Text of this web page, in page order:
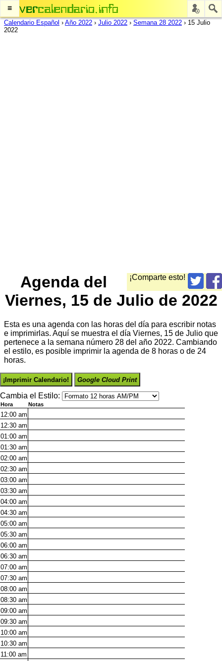
≡
Calendario Español › Año 2022 › Julio 2022 › Semana 28 2022 › 15 Julio
2022
¡Comparte esto!
Agenda del
Viernes, 15 de Julio de 2022
Esta es una agenda con las horas del día para escribir notas
e imprimirlas. Aquí se muestra el día Viernes, 15 de Julio que
pertenece a la semana número 28 del año 2022. Cambiando
el estilo, es posible imprimir la agenda de 8 horas o de 24
horas.
¡Imprimir Calendario! Google Cloud Print
Cambia el Estilo:
Hora Notas
12:00 am
12:30 am
01:00 am
01:30 am
02:00 am
02:30 am
03:00 am
03:30 am
04:00 am
04:30 am
05:00 am
05:30 am
06:00 am
06:30 am
07:00 am
07:30 am
08:00 am
08:30 am
09:00 am
09:30 am
10:00 am
10:30 am
11:00 am